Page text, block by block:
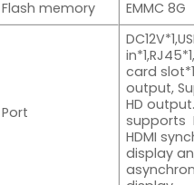
Flash memory EMMC 8G
Port
card slot*1,
output,
HD
supports
HDMI
display